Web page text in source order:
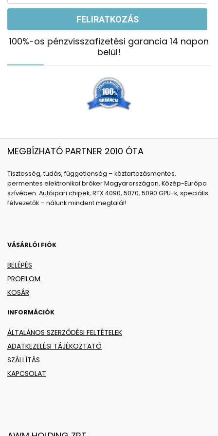
100%-os pénzvisszafizetési garancia 14 napon
belül!
MEGBÍZHATÓ PARTNER 2010 ÓTA
Tisztesség, tudás, függetlenség – köztartozásmentes,
permentes elektronikai bróker Magyarországon, Közép-Európa
szívében. Autóipari chipek, RTX 4090, 5070, 5090 GPU-k, speciális
félvezetők – nálunk mindent megtalál!
VÁSÁRLÓI FIÓK
BELÉPÉS
PROFILOM
KOSÁR
INFORMÁCIÓK
ÁLTALÁNOS SZERZŐDÉSI FELTÉTELEK
ADATKEZELÉSI TÁJÉKOZTATÓ
SZÁLLÍTÁS
KAPCSOLAT